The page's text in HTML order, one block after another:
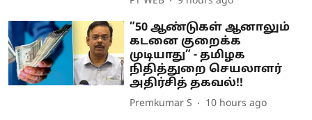
”50 ஆண்டுகள் ஆனாலும்
கடனை குறைக்க
முடியாது” - தமிழக
நிதித்துறை செயலாளர்
அதிர்சித் தகவல்!!
Premkumar S 10 hours ago